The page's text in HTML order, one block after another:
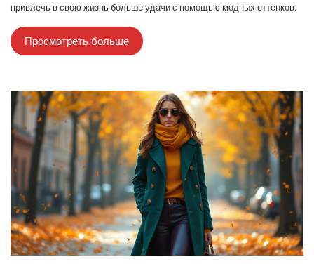
привлечь в свою жизнь больше удачи с помощью модных оттенков.
Просмотреть больше